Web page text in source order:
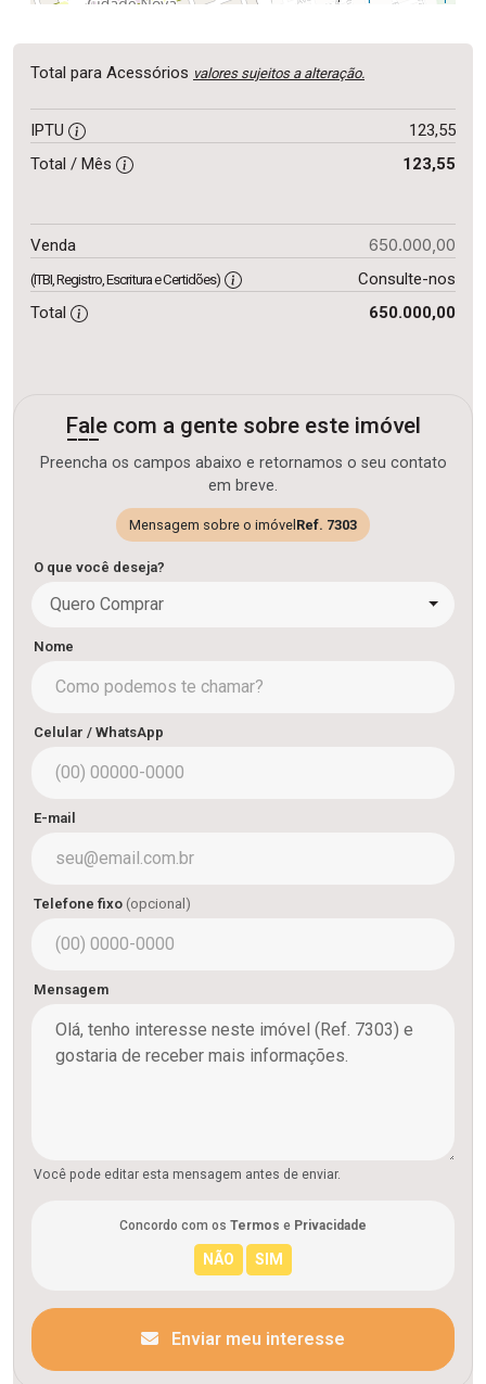
Total para Acessórios valores sujeitos a alteração.
IPTU
123,55
Total / Mês
123,55
Venda 650.000,00
(ITBI, Registro, Escritura e Certidões)
Consulte-nos
Total
650.000,00
Fale com a gente sobre este imóvel
Preencha os campos abaixo e retornamos o seu contato
em breve.
Mensagem sobre o imóvel Ref. 7303
O que você deseja?
Quero Comprar
Nome
Celular / WhatsApp
E-mail
Telefone fixo (opcional)
Mensagem
Você pode editar esta mensagem antes de enviar.
Concordo com os Termos e Privacidade
Enviar meu interesse